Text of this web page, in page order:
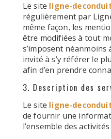
Le site ligne-
régulièrement par
même façon, les
être modifiées à tout
s’imposent néanmoins
invité à s’y référer le
afin d’en prendre
3. Description des
Le site ligne-
de fournir une
l’ensemble des